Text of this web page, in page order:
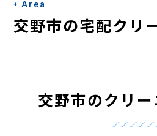
リ
Area
交野市の宅配クリ
交野市のクリ